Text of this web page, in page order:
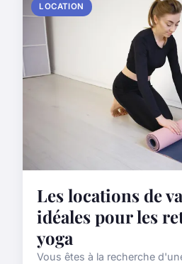
LOCATION
Les locations de
idéales pour les
yoga
Vous êtes à la recherche